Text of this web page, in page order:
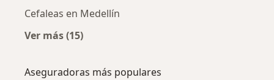
Cefaleas en Medellín
Ver más (15)
Aseguradoras más populares